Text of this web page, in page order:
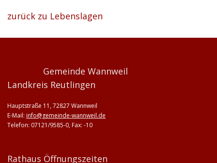
zurück zu Lebenslagen
Gemeinde Wannweil
Landkreis Reutlingen
Hauptstraße 11, 72827 Wannweil
E-Mail: info@gemeinde-wannweil.de
Telefon: 07121/9585-0, Fax: -10
Rathaus Öffnungszeiten